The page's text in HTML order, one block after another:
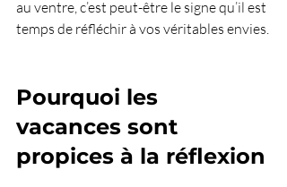
au ventre, c’est peut-être le signe qu’il est
temps de réfléchir à vos véritables envies.
Pourquoi les
vacances sont
propices à la réflexion